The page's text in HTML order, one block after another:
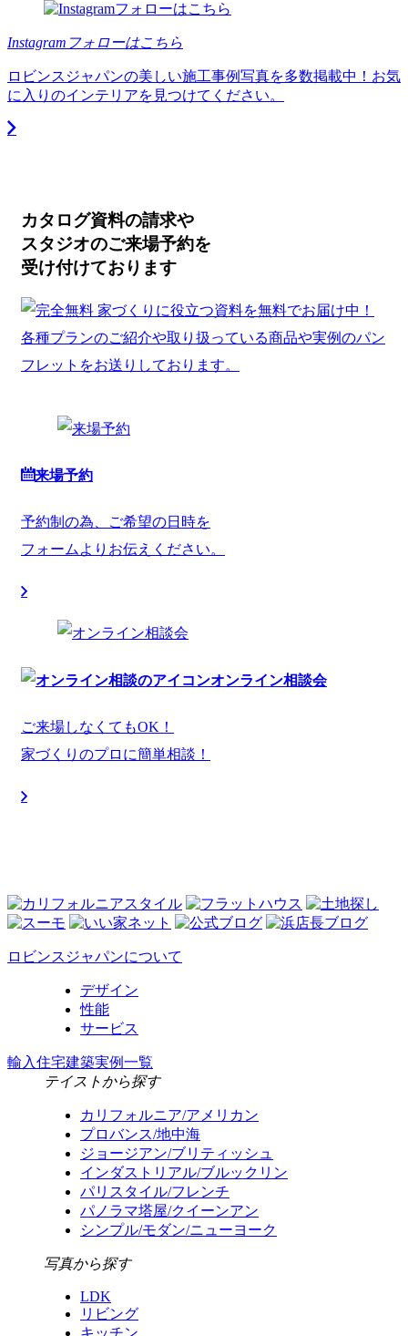
Instagramフォローはこちら
ロビンスジャパンの美しい施工事例写真を多数掲載中！お気
に入りのインテリアを見つけてください。
カタログ資料の請求や
スタジオのご来場予約を
受け付けております
来場予約
予約制の為、ご希望の日時を
フォームよりお伝えください。
オンライン相談会
ご来場しなくてもOK！
家づくりのプロに簡単相談！
ロビンスジャパンについて
デザイン
性能
サービス
輸入住宅建築実例一覧
テイストから探す
カリフォルニア/アメリカン
プロバンス/地中海
ジョージアン/ブリティッシュ
インダストリアル/ブルックリン
パリスタイル/フレンチ
パノラマ塔屋/クイーンアン
シンプル/モダン/ニューヨーク
写真から探す
LDK
リビング